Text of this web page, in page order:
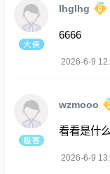
lhglhg
6666
2026-6-9
wzmooo
看看是什
2026-6-9